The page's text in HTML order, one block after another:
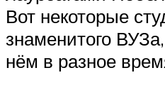
Вот некоторые
знаменитого
нём в разное